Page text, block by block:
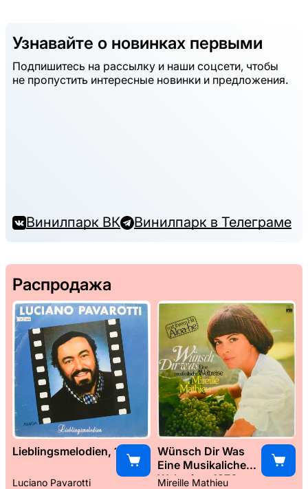
Узнавайте о новинках первыми
Подпишитесь на рассылку и наши соцсети, чтобы
не пропустить интересные новинки и предложения.
Винилпарк ВК Винилпарк в Телеграме
Распродажа
Lieblingsmelodien, 1989
Luciano Pavarotti
Wünsch Dir Was
Eine Musikaliche
Weltreise, 1976
Mireille Mathieu